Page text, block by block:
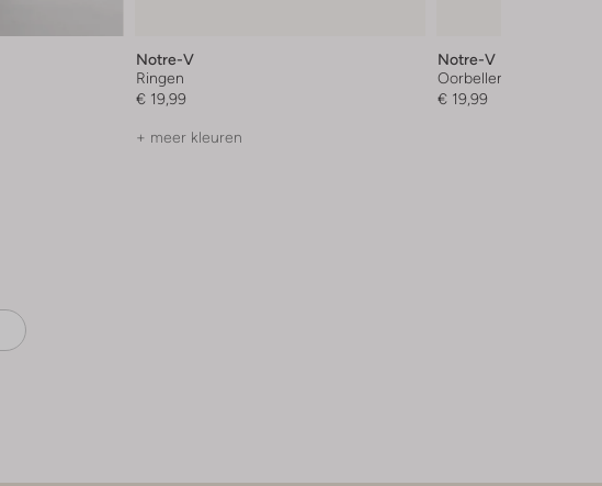
Notre-V
Ringen
€ 19,99
+ meer kleuren
Notre-V
Oorbellen
€ 19,99